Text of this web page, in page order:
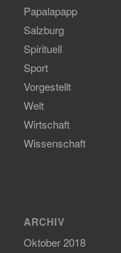
Papalapapp
Salzburg
Spirituell
Sport
Vorgestellt
Welt
Wirtschaft
Wissenschaft
ARCHIV
Oktober 2018